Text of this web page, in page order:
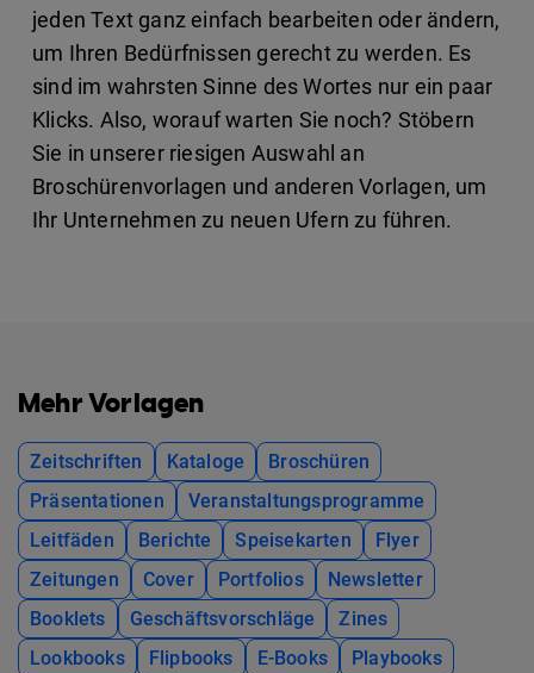
jeden Text ganz einfach bearbeiten oder ändern,
um Ihren Bedürfnissen gerecht zu werden. Es
sind im wahrsten Sinne des Wortes nur ein paar
Klicks. Also, worauf warten Sie noch? Stöbern
Sie in unserer riesigen Auswahl an
Broschürenvorlagen und anderen Vorlagen, um
Ihr Unternehmen zu neuen Ufern zu führen.
Mehr Vorlagen
Zeitschriften Kataloge
Broschüren
Präsentationen
Veranstaltungsprogramme
Leitfäden
Berichte Speisekarten
Flyer
Zeitungen
Cover Portfolios
Newsletter
Booklets
Geschäftsvorschläge
Zines
Lookbooks
Flipbooks E-Books
Playbooks